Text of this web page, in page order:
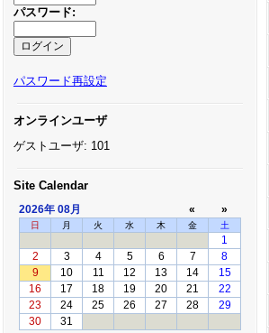
パスワード:
パスワード再設定
オンラインユーザ
ゲストユーザ: 101
Site Calendar
2026年 08月 « »
日 月 火 水 木 金 土
1
2
3 4 5 6 7
8
9
10 11 12 13 14
15
16
17 18 19 20 21
22
23
24 25 26 27 28
29
30
31